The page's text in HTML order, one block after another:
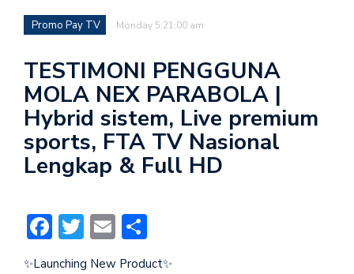
Promo Pay TV Monday 5:21:00 am
TESTIMONI PENGGUNA
MOLA NEX PARABOLA |
Hybrid sistem, Live premium
sports, FTA TV Nasional
Lengkap & Full HD
Facebook
Twitter
Email
✨Launching New Product✨